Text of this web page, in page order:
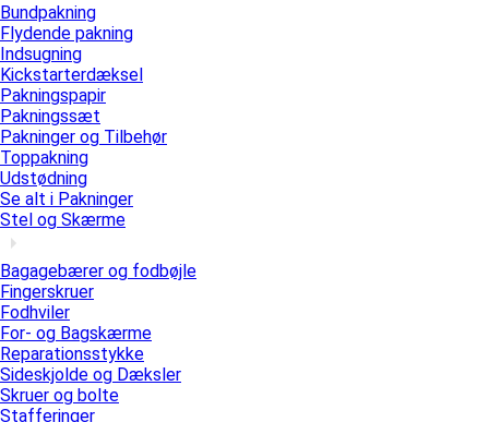
Bundpakning
Flydende pakning
Indsugning
Kickstarterdæksel
Pakningspapir
Pakningssæt
Pakninger og Tilbehør
Toppakning
Udstødning
Se alt i Pakninger
Stel og Skærme
Bagagebærer og fodbøjle
Fingerskruer
Fodhviler
For- og Bagskærme
Reparationsstykke
Sideskjolde og Dæksler
Skruer og bolte
Stafferinger